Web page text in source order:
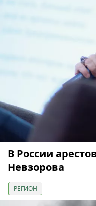
В России
Невзорова
РЕГИОН